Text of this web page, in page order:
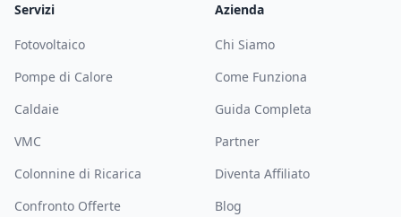
Servizi
Fotovoltaico
Pompe di Calore
Caldaie
VMC
Colonnine di Ricarica
Confronto Offerte
Azienda
Chi Siamo
Come Funziona
Guida Completa
Partner
Diventa Affiliato
Blog